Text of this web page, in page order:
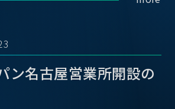
ン名古屋営業所開設の